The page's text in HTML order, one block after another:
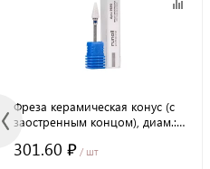
Фреза керамическая конус (с
заостренным концом), диам.:
9590
301.60 ₽ / шт